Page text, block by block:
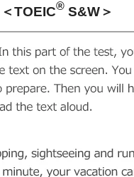
＜TOEIC®S&W＞